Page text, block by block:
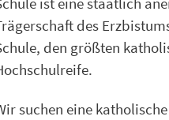
des
den größten
suchen eine